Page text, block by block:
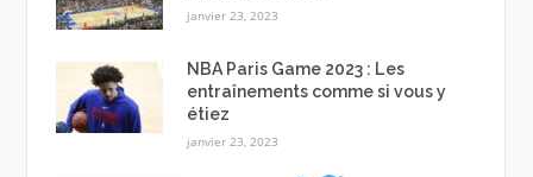
janvier 23, 2023
NBA Paris Game 2023 : Les
entraînements comme si vous y
étiez
janvier 23, 2023